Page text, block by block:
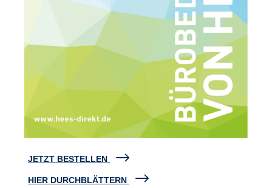
JETZT BESTELLEN
HIER DURCHBLÄTTERN